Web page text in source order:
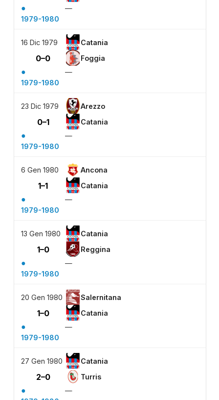
●
—
1979-1980
16 Dic 1979 Catania
0–0 Foggia
●
—
1979-1980
23 Dic 1979 Arezzo
0–1 Catania
●
—
1979-1980
6 Gen 1980 Ancona
1–1 Catania
●
—
1979-1980
13 Gen 1980 Catania
1–0 Reggina
●
—
1979-1980
20 Gen 1980 Salernitana
1–0 Catania
●
—
1979-1980
27 Gen 1980 Catania
2–0 Turris
●
—